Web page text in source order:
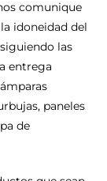
comunique
idoneidad del
las
entrega
paneles
de